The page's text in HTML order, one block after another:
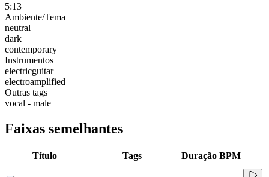
5:13
Ambiente/Tema
neutral
dark
contemporary
Instrumentos
electricguitar
electroamplified
Outras tags
vocal - male
Faixas semelhantes
Título Tags Duração BPM